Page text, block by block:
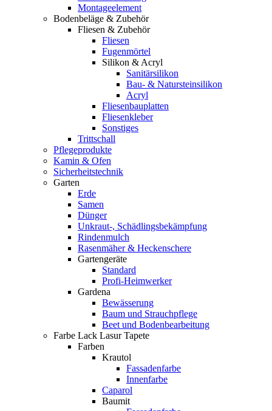
Montageelement
Bodenbeläge & Zubehör
Fliesen & Zubehör
Fliesen
Fugenmörtel
Silikon & Acryl
Sanitärsilikon
Bau- & Natursteinsilikon
Acryl
Fliesenbauplatten
Fliesenkleber
Sonstiges
Trittschall
Pflegeprodukte
Kamin & Ofen
Sicherheitstechnik
Garten
Erde
Samen
Dünger
Unkraut-, Schädlingsbekämpfung
Rindenmulch
Rasenmäher & Heckenschere
Gartengeräte
Standard
Profi-Heimwerker
Gardena
Bewässerung
Baum und Strauchpflege
Beet und Bodenbearbeitung
Farbe Lack Lasur Tapete
Farben
Krautol
Fassadenfarbe
Innenfarbe
Caparol
Baumit